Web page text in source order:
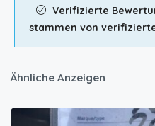
Verifizierte
stammen von
Ähnliche Anzeigen